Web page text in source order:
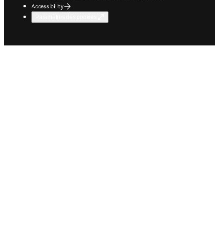
Accessibility